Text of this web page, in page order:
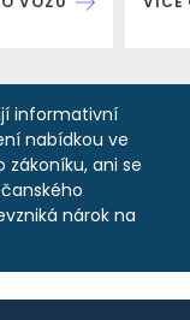
informativní
nabídkou ve
zákoníku, ani se
nárok na